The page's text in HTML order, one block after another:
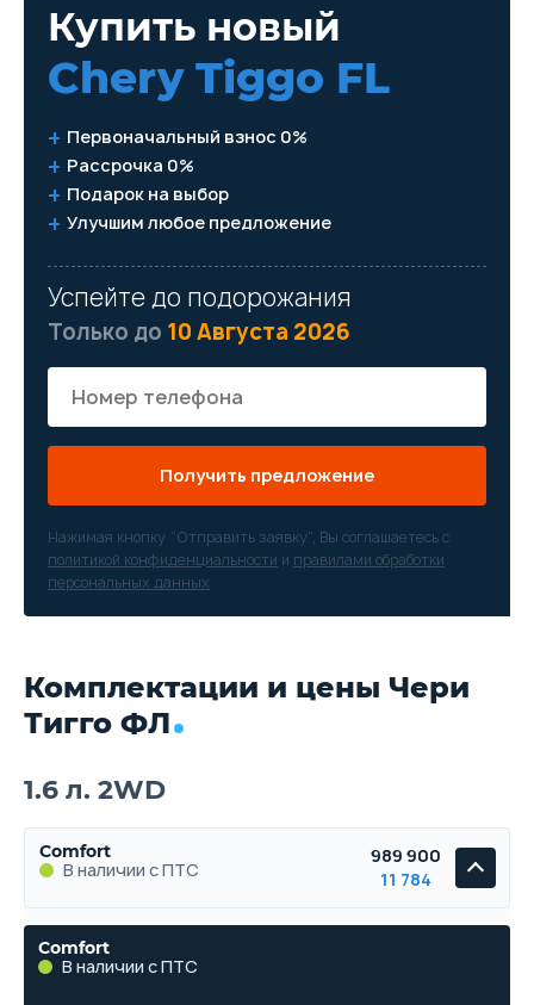
Купить новый
Chery Tiggo FL
Первоначальный взнос 0%
Рассрочка 0%
Подарок на выбор
Улучшим любое предложение
Успейте до подорожания
Только до 10 Августа 2026
Получить предложение
Нажимая кнопку “Отправить заявку”, Вы соглашаетесь с
политикой конфиденциальности и правилами обработки
персональных данных
Комплектации и цены Чери
Тигго ФЛ
1.6 л. 2WD
Comfort
В наличии с ПТС
989 900
11 784
Comfort
В наличии с ПТС